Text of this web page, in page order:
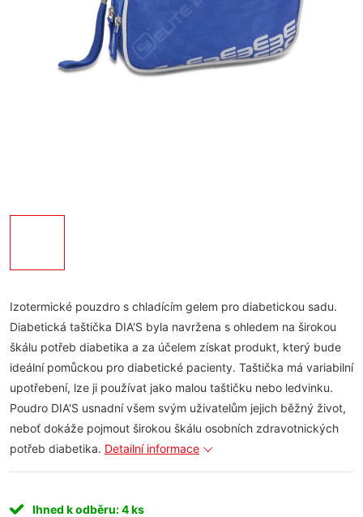
Izotermické pouzdro s chladícím gelem pro diabetickou sadu.
Diabetická taštička DIA'S byla navržena s ohledem na širokou
škálu potřeb diabetika a za účelem získat produkt, který bude
ideální pomůckou pro diabetické pacienty. Taštička má variabilní
upotřebení, lze ji používat jako malou taštičku nebo ledvinku.
Poudro DIA'S usnadní všem svým uživatelům jejich běžný život,
neboť dokáže pojmout širokou škálu osobních zdravotnických
potřeb diabetika. Detailní informace
Ihned k odběru: 4 ks